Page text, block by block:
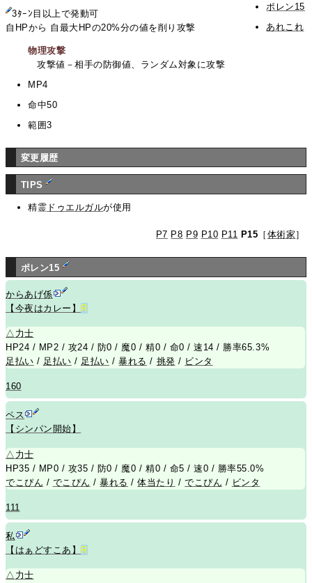
3ﾀｰﾝ目以上で発動可
自HPから 自最大HPの20%分の値を削り攻撃
物理攻撃
攻撃値－相手の防御値、ランダム対象に攻撃
MP4
命中50
範囲3
ポレン15
あれこれ
変更履歴
TIPS
精霊 ドゥエルガルが使用
P7 P8 P9 P10 P11 P15 ［ 体術家 ］
ポレン15
からあげ係
【今夜はカレー】 R
△ 力士
HP24 / MP2 / 攻24 / 防0 / 魔0 / 精0 / 命0 / 速14 / 勝率65.3%
足払い / 足払い / 足払い /暴れる / 挑発 / ビンタ
160
ペス
【シンパン開始】
△ 力士
HP35 / MP0 / 攻35 / 防0 / 魔0 / 精0 / 命5 / 速0 / 勝率55.0%
でこぴん / でこぴん /暴れる /体当たり /でこぴん / ビンタ
111
私
【はぁどすこあ】
R
△ 力士